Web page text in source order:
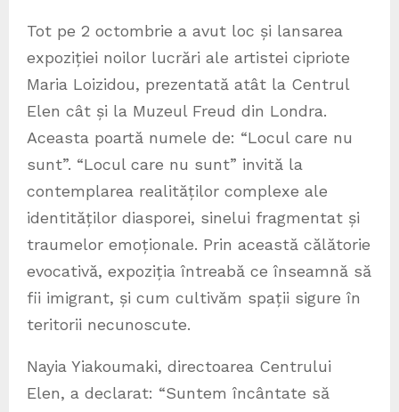
Tot pe 2 octombrie a avut loc și lansarea
expoziției noilor lucrări ale artistei cipriote
Maria Loizidou, prezentată atât la Centrul
Elen cât și la Muzeul Freud din Londra.
Aceasta poartă numele de: “Locul care nu
sunt”. “Locul care nu sunt” invită la
contemplarea realităților complexe ale
identităților diasporei, sinelui fragmentat și
traumelor emoționale. Prin această călătorie
evocativă, expoziția întreabă ce înseamnă să
fii imigrant, și cum cultivăm spații sigure în
teritorii necunoscute.
Nayia Yiakoumaki, directoarea Centrului
Elen, a declarat: “Suntem încântate să